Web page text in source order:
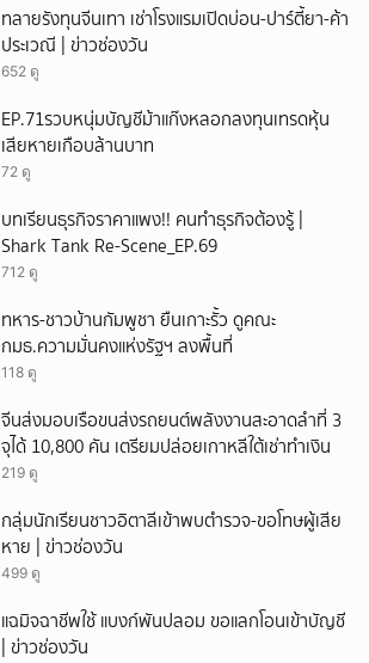
ทลายรังทุนจีนเทา เช่าโรงแรมเปิดบ่อน-ปาร์ตี้ยา-ค้า
ประเวณี | ข่าวช่องวัน
652 ดู
EP.71รวบหนุ่มบัญชีม้าแก๊งหลอกลงทุนเทรดหุ้น
เสียหายเกือบล้านบาท
72 ดู
บทเรียนธุรกิจราคาแพง!! คนทำธุรกิจต้องรู้ |
Shark Tank Re-Scene_EP.69
712 ดู
ทหาร-ชาวบ้านกัมพูชา ยืนเกาะรั้ว ดูคณะ
กมธ.ความมั่นคงแห่งรัฐฯ ลงพื้นที่
118 ดู
จีนส่งมอบเรือขนส่งรถยนต์พลังงานสะอาดลำที่ 3
จุได้ 10,800 คัน เตรียมปล่อยเกาหลีใต้เช่าทำเงิน
219 ดู
กลุ่มนักเรียนชาวอิตาลีเข้าพบตำรวจ-ขอโทษผู้เสีย
หาย | ข่าวช่องวัน
499 ดู
แฉมิจฉาชีพใช้ แบงก์พันปลอม ขอแลกโอนเข้าบัญชี
| ข่าวช่องวัน
ยกเลิก